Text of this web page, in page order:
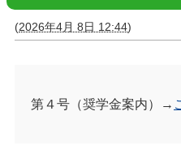
(2026年4月 8日 12:44)
第４号（奨学金案内）→